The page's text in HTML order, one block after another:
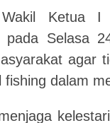
Wakil Ketua I
pada Selasa
agar
fishing dalam